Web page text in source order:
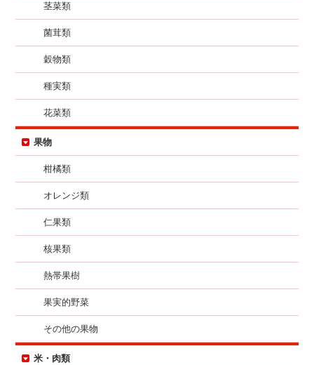
茎菜類
菌茸類
穀物類
種実類
花菜類
果物
柑橘類
オレンジ類
仁果類
核果類
熱帯果樹
果実的野菜
その他の果物
米・肉類